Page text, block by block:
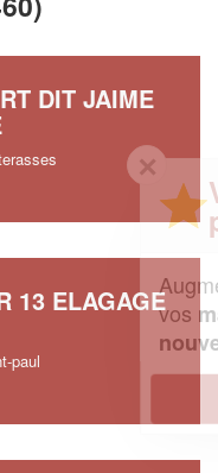
DIT JAIME
13 ELAGAGE
paul
un
?
chiffre d'affaireset
gagnant de